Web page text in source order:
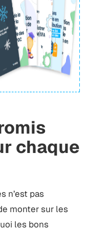
chaque
n’est pas
monter sur les
les bons